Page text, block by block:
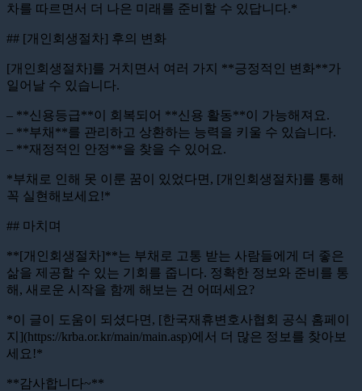
차를 따르면서 더 나은 미래를 준비할 수 있답니다.*
## [개인회생절차] 후의 변화
[개인회생절차]를 거치면서 여러 가지 **긍정적인 변화**가
일어날 수 있습니다.
– **신용등급**이 회복되어 **신용 활동**이 가능해져요.
– **부채**를 관리하고 상환하는 능력을 키울 수 있습니다.
– **재정적인 안정**을 찾을 수 있어요.
*부채로 인해 못 이룬 꿈이 있었다면, [개인회생절차]를 통해
꼭 실현해보세요!*
## 마치며
**[개인회생절차]**는 부채로 고통 받는 사람들에게 더 좋은
삶을 제공할 수 있는 기회를 줍니다. 정확한 정보와 준비를 통
해, 새로운 시작을 함께 해보는 건 어떠세요?
*이 글이 도움이 되셨다면, [한국재휴변호사협회 공식 홈페이
지](https://krba.or.kr/main/main.asp)에서 더 많은 정보를 찾아보
세요!*
**감사합니다~**